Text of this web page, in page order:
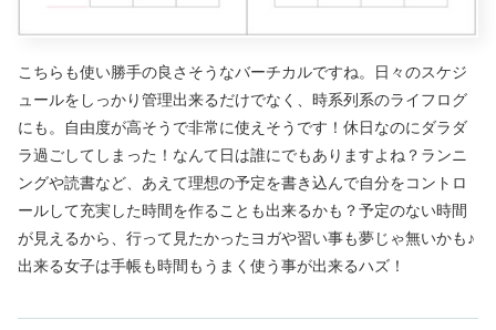
こちらも使い勝手の良さそうなバーチカルですね。日々のスケジ
ュールをしっかり管理出来るだけでなく、時系列系のライフログ
にも。自由度が高そうで非常に使えそうです！休日なのにダラダ
ラ過ごしてしまった！なんて日は誰にでもありますよね？ランニ
ングや読書など、あえて理想の予定を書き込んで自分をコントロ
ールして充実した時間を作ることも出来るかも？予定のない時間
が見えるから、行って見たかったヨガや習い事も夢じゃ無いかも♪
出来る女子は手帳も時間もうまく使う事が出来るハズ！